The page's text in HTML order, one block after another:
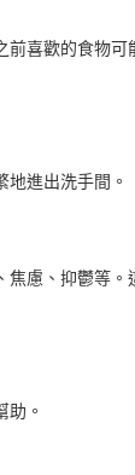
喜歡的食物
進出洗手間。
慮、抑鬱等
。